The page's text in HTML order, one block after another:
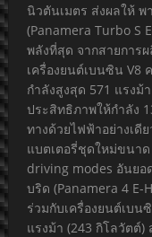
นิวตันเมตร ส่งผลให้ พ
(Panamera Turbo S
พลังที่สุด จากสายการ
เครื่องยนต์เบนซิน V8
กำลังสูงสุด 571 แรงม้
ประสิทธิภาพให้กำลัง
ทางด้วยไฟฟ้าอย่างเดี
แบตเตอรี่ชุดใหม่ขนา
driving modes อันยอ
บริด (Panamera 4 E-
ร่วมกับเครื่องยนต์เบน
แรงม้า (243 กิโลวัตต์)